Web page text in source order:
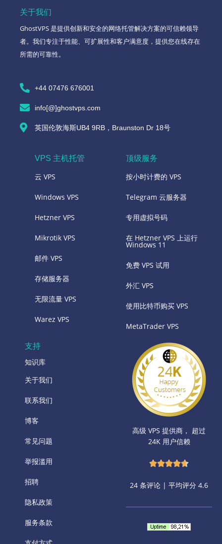
关于我们
GhostVPS 是提供创新和安全的网络托管解决方案的可信赖领导
者。我们专注于性能、可扩展性和客户满意度，提供您在线存在
所需的可靠性。
+44 07476 676001
info[@]ghostvps.com
英国伦敦海斯UB4 9RB，Braunston Dr 18号
VPS 主机托管
云 VPS
Windows VPS
Hetzner VPS
Mikrotik VPS
邮件 VPS
存储服务器
无限流量 VPS
Warez VPS
顶级服务
按小时计费的 VPS
Telegram 云服务器
专用虚拟号码
在 Hetzner VPS 上运行
Windows 11
免费 VPS 试用
外汇 VPS
使用比特币购买 VPS
MetaTrader VPS
支持
知识库
关于我们
联系我们
博客
常见问题
举报滥用
招聘
隐私政策
服务条款
高级 VPS 提供商， 超过
24K 用户信赖
24 条评论 | 平均评分 4.6